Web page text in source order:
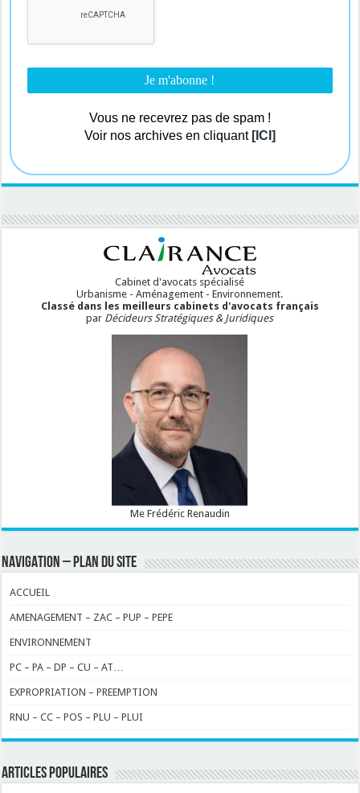
Vous ne recevrez pas de spam !
Voir nos archives en cliquant [ICI]
Cabinet d'avocats spécialisé
Urbanisme - Aménagement - Environnement.
Classé dans les meilleurs cabinets d'avocats français
par Décideurs Stratégiques & Juridiques
Me Frédéric Renaudin
NAVIGATION – PLAN DU SITE
ACCUEIL
AMENAGEMENT – ZAC – PUP – PEPE
ENVIRONNEMENT
PC – PA – DP – CU – AT…
EXPROPRIATION – PREEMPTION
RNU – CC – POS – PLU – PLUI
ARTICLES POPULAIRES